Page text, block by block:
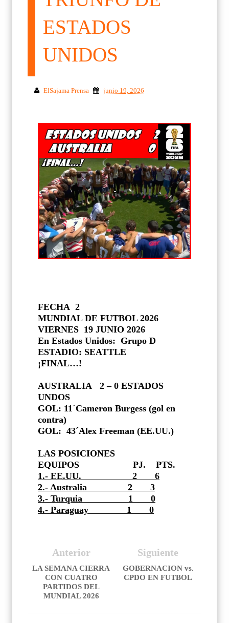
ESTADOS
UNIDOS
ElSajama Prensa junio 19, 2026
FECHA 2
MUNDIAL DE FUTBOL 2026
VIERNES 19 JUNIO 2026
En Estados Unidos: Grupo D
ESTADIO: SEATTLE
¡FINAL…!
AUSTRALIA
2 – 0 ESTADOS
UNDOS
GOL: 11´Cameron Burgess (gol en
contra)
GOL: 43´Alex Freeman (EE.UU.)
LAS POSICIONES
EQUIPOS
PJ.
PTS.
1.- EE.UU.
2
6
2.- Australia
2
3
3.- Turquia
1
0
4.- Paraguay 1 0
Siguiente
GOBERNACION vs.
CPDO EN FUTBOL
Anterior
LA SEMANA CIERRA
CON CUATRO
PARTIDOS DEL
MUNDIAL 2026